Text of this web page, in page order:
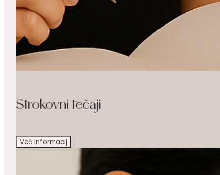
Strokovni tečaji
Več informacij